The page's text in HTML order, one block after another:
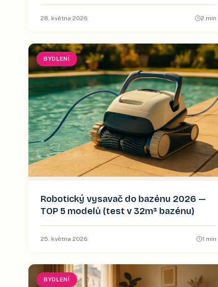
28. května 2026 2 min
BYDLENÍ
Robotický vysavač do bazénu 2026 —
TOP 5 modelů (test v 32m³ bazénu)
25. května 2026 1 min
BYDLENÍ